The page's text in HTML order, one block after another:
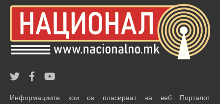
Информациите кои се пласираат на веб Порталот